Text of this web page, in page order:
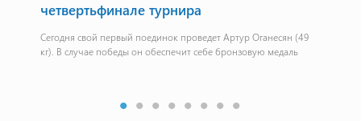
четвертьфинале турнира
Сегодня свой первый поединок проведет Артур Оганесян (49
кг). В случае победы он обеспечит себе бронзовую медаль